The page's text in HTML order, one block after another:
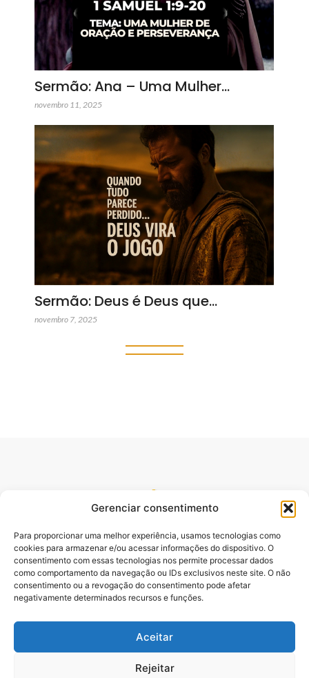
Gerenciar consentimento
Para proporcionar uma melhor experiência, usamos tecnologias como
cookies para armazenar e/ou acessar informações do dispositivo. O
consentimento com essas tecnologias nos permite processar dados
como comportamento da navegação ou IDs exclusivos neste site. O não
consentimento ou a revogação do consentimento pode afetar
negativamente determinados recursos e funções.
Aceitar
Rejeitar
Sermão: Ana – Uma Mulher…
novembro 11, 2025
Sermão: Deus é Deus que…
novembro 7, 2025
Site oficial do pré lançamento do Livro Desbloqueando o
Emanuel Batista,.